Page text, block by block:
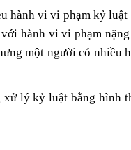
hành vi vi phạm kỷ
hành vi vi phạm
một người có
lý kỷ luật bằng hình